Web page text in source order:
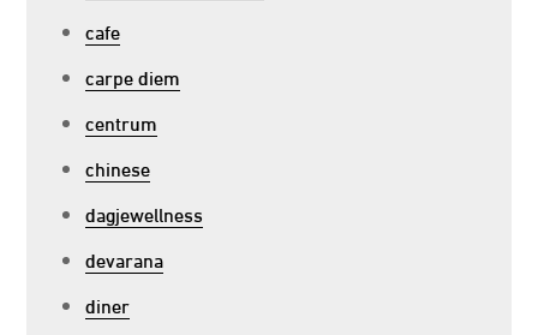
cafe
carpe diem
centrum
chinese
dagjewellness
devarana
diner